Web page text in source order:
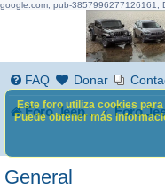
google.com, pub-3857996277126161,
FAQ Donar
Foro Jeep Renegade
General
Este foro utiliza cookies
Puede obtener más